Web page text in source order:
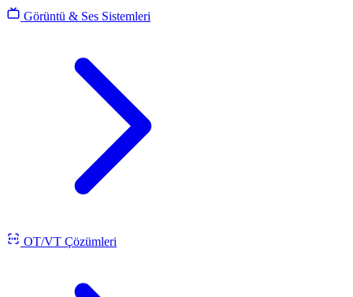
Görüntü & Ses Sistemleri
OT/VT Çözümleri